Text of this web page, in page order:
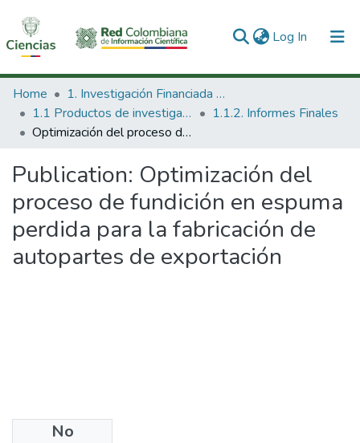
Log In (current)
Communities & Collections
All of DSpace
Home
1. Investigación Financiada con Recursos Públicos
1.1 Productos de investigación
1.1.2. Informes Finales
Optimización del proceso de fundición en espuma perdida para la fabricación de autopartes de exportación
Publication: Optimización del
proceso de fundición en espuma
perdida para la fabricación de
autopartes de exportación
No